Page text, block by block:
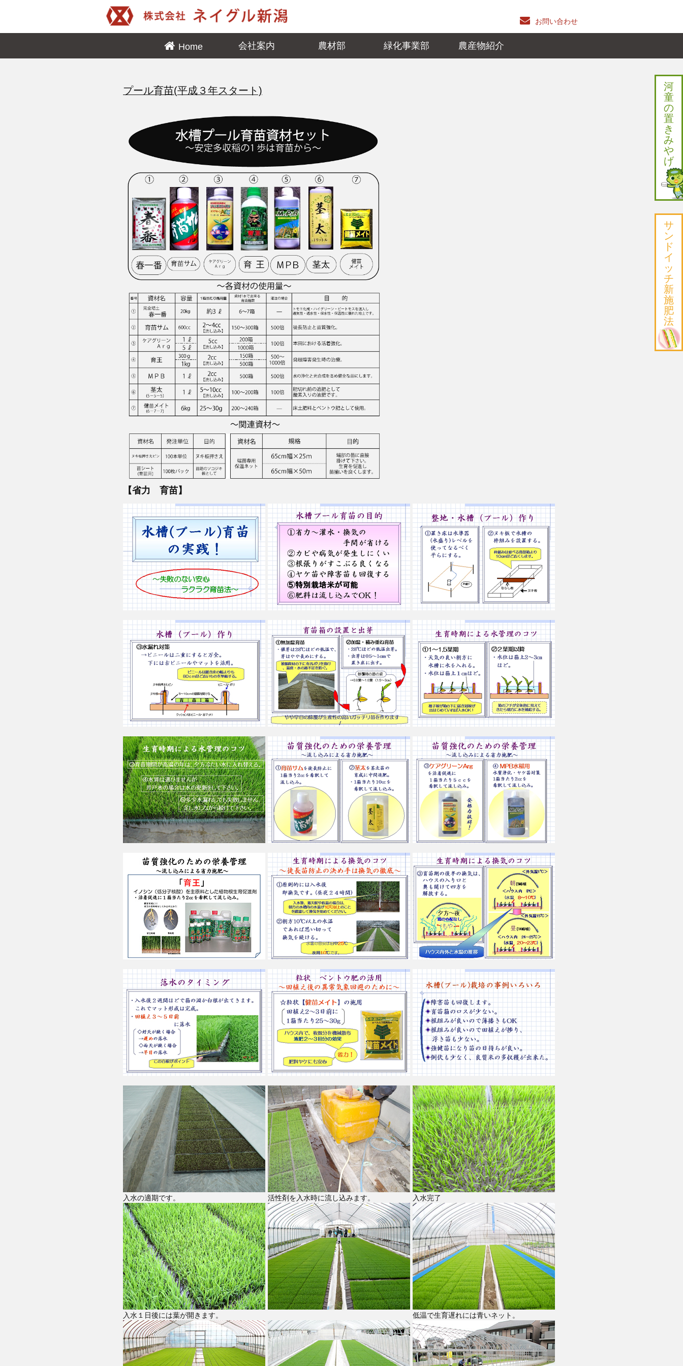
お問い合わせ
Home 会社案内 農材部 緑化事業部 農産物紹介
河
童
の
置
き
み
や
げ
サ
ン
ド
イ
ッ
チ
新
施
肥
法
プール育苗(平成３年スタート)
【省力 育苗】
入水の適期です。 活性剤を入水時に流し込みます。 入水完了
入水１日後には葉が開きます。 低温で生育遅れには青いネット。